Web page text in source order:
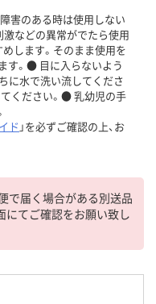
障害のある時は使用しない
激などの異常がでたら使用
します。そのまま使用を
す。● 目に入らないよう
に水で洗い流してくださ
ください。● 乳幼児の手
ド 」を必ずご確認の上、お
で届く場合がある別送品
にてご確認をお願い致し